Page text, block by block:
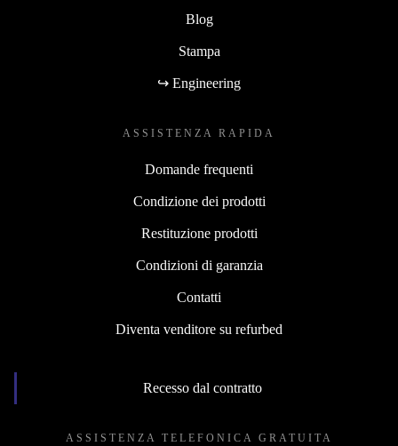
Blog
Stampa
↪ Engineering
ASSISTENZA RAPIDA
Domande frequenti
Condizione dei prodotti
Restituzione prodotti
Condizioni di garanzia
Contatti
Diventa venditore su refurbed
Recesso dal contratto
ASSISTENZA TELEFONICA GRATUITA